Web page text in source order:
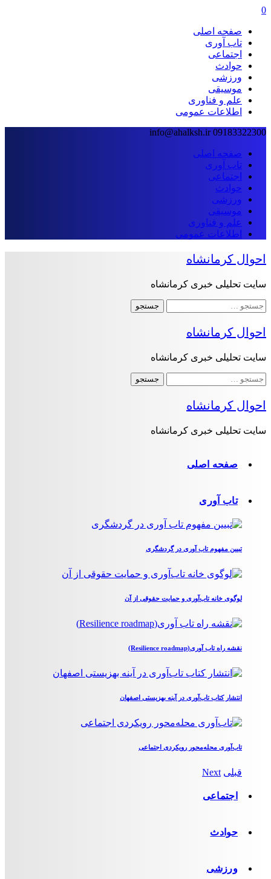
0
صفحه اصلی
تاب آوری
اجتماعی
حوادث
ورزشی
موسیقی
علم و فناوری
اطلاعات عمومی
09183322300
info@ahalksh.ir
صفحه اصلی
تاب آوری
اجتماعی
حوادث
ورزشی
موسیقی
علم و فناوری
اطلاعات عمومی
احوال کرمانشاه
سایت تحلیلی خبری کرمانشاه
جستجو
برای:
احوال کرمانشاه
سایت تحلیلی خبری کرمانشاه
جستجو
برای:
احوال کرمانشاه
سایت تحلیلی خبری کرمانشاه
صفحه اصلی
تاب آوری
تبیین مفهوم تاب آوری در گردشگری
لوگوی خانه تاب‌آوری و حمایت حقوقی از آن
نقشه راه تاب آوری(Resilience roadmap)
انتشار کتاب تاب‌آوری در آینه بهزیستی اصفهان
تاب‌آوری محله‌محور رویکردی اجتماعی
قبلی Next
اجتماعی
حوادث
ورزشی